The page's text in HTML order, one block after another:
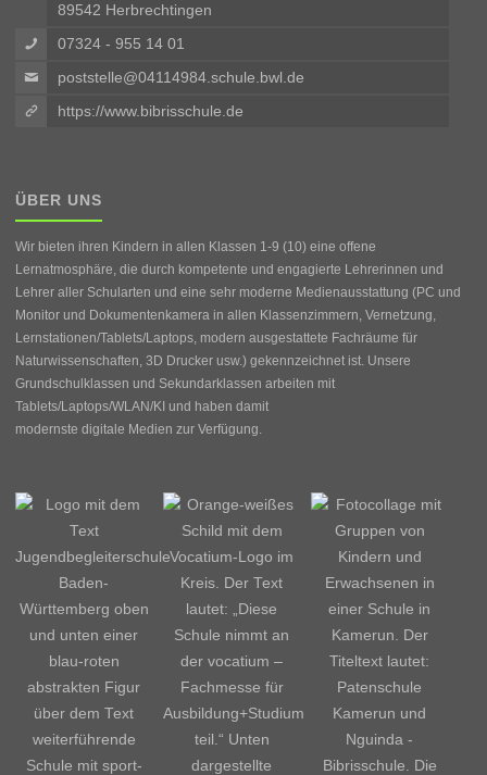
89542 Herbrechtingen
07324 - 955 14 01
poststelle@04114984.schule.bwl.de
https://www.bibrisschule.de
ÜBER UNS
Wir bieten ihren Kindern in allen Klassen 1-9 (10) eine offene
Lernatmosphäre, die durch kompetente und engagierte Lehrerinnen und
Lehrer aller Schularten und eine sehr moderne Medienausstattung (PC und
Monitor und Dokumentenkamera in allen Klassenzimmern, Vernetzung,
Lernstationen/Tablets/Laptops, modern ausgestattete Fachräume für
Naturwissenschaften, 3D Drucker usw.) gekennzeichnet ist. Unsere
Grundschulklassen und Sekundarklassen arbeiten mit
Tablets/Laptops/WLAN/KI und haben damit
modernste digitale Medien zur Verfügung.